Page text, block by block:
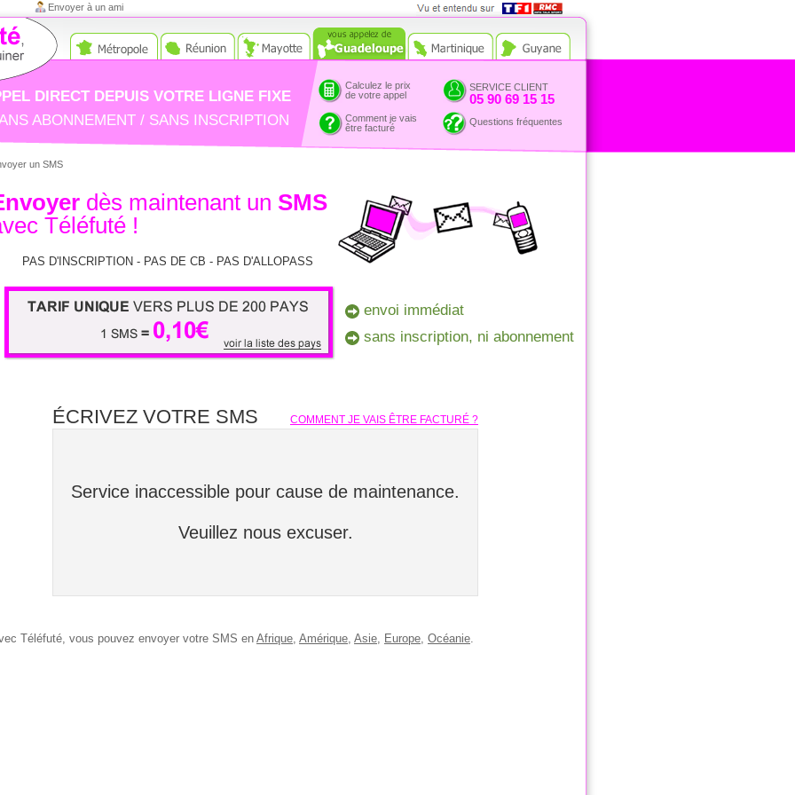
un SMS
Envoyer à un ami
RMC
DIRECT DEPUIS VOTRE LIGNE FIXE
ABONNEMENT / SANS INSCRIPTION
Calculez le prix
de votre appel
SERVICE CLIENT
05 90 69 15 15
Comment je vais
être facturé
Questions fréquentes
envoi immédiat
sans inscription, ni abonnement
dès maintenant un SMS
Téléfuté !
PAS D'INSCRIPTION - PAS DE CB - PAS D'ALLOPASS
ÉCRIVEZ VOTRE SMS COMMENT JE VAIS ÊTRE FACTURÉ ?
Service inaccessible pour cause de maintenance.
Veuillez nous excuser.
Téléfuté, vous pouvez envoyer votre SMS en Afrique, Amérique, Asie, Europe, Océanie.